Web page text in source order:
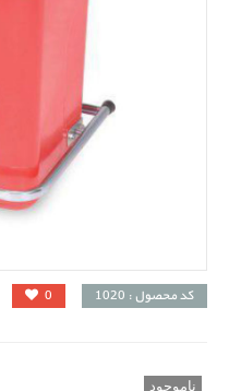
کد محصول : 1020 0
ناموجود